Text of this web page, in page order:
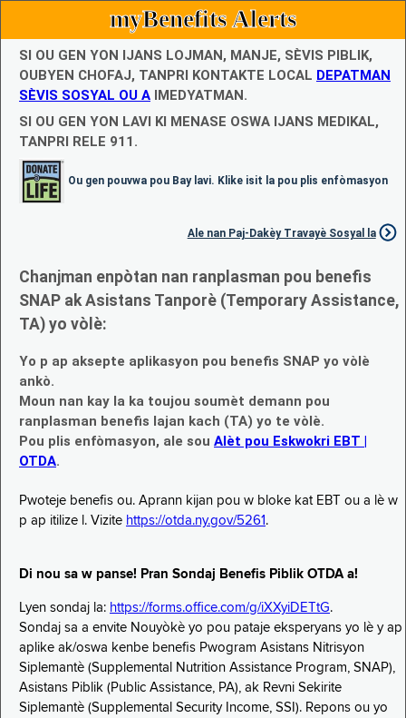
myBenefits Alerts
SI OU GEN YON IJANS LOJMAN, MANJE, SÈVIS PIBLIK,
OUBYEN CHOFAJ, TANPRI KONTAKTE LOCAL DEPATMAN
SÈVIS SOSYAL OU A IMEDYATMAN.
SI OU GEN YON LAVI KI MENASE OSWA IJANS MEDIKAL,
TANPRI RELE 911.
Ou gen pouvwa pou Bay lavi. Klike isit la pou plis enfòmasyon
Ale nan Paj-Dakèy Travayè Sosyal la
Chanjman enpòtan nan ranplasman pou benefis
SNAP ak Asistans Tanporè (Temporary Assistance,
TA) yo vòlè:
Yo p ap aksepte aplikasyon pou benefis SNAP yo vòlè
ankò.
Moun nan kay la ka toujou soumèt demann pou
ranplasman benefis lajan kach (TA) yo te vòlè.
Pou plis enfòmasyon, ale sou Alèt pou Eskwokri EBT |
OTDA.
Pwoteje benefis ou. Aprann kijan pou w bloke kat EBT ou a lè w
p ap itilize l. Vizite https://otda.ny.gov/5261 .
Di nou sa w panse! Pran Sondaj Benefis Piblik OTDA a!
Lyen sondaj la: https://forms.office.com/g/iXXyiDETtG.
Sondaj sa a envite Nouyòkè yo pou pataje eksperyans yo lè y ap
aplike ak/oswa kenbe benefis Pwogram Asistans Nitrisyon
Siplemantè (Supplemental Nutrition Assistance Program, SNAP),
Asistans Piblik (Public Assistance, PA), ak Revni Sekirite
Siplemantè (Supplemental Security Income, SSI). Repons ou yo